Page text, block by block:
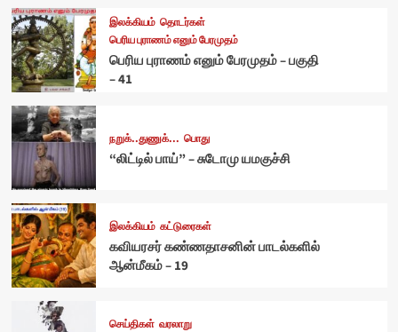
இலக்கியம் தொடர்கள்
பெரிய புராணம் எனும் பேரமுதம்
பெரிய புராணம் எனும் பேரமுதம் – பகுதி
– 41
நறுக்..துணுக்... பொது
“லிட்டில் பாய்” – சுடோமு யமகுச்சி
இலக்கியம் கட்டுரைகள்
கவியரசர் கண்ணதாசனின் பாடல்களில்
ஆன்மீகம் – 19
செய்திகள் வரலாறு